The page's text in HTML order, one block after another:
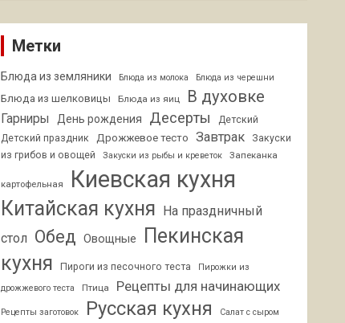
Метки
Блюда из земляники Блюда из молока Блюда из черешни
Блюда из шелковицы Блюда из яиц В духовке
Гарниры День рождения Десерты
Детский
Детский праздник
Дрожжевое тесто Завтрак
Закуски
из грибов и овощей
Закуски из рыбы и креветок Запеканка
картофельная Киевская кухня
Китайская кухня На праздничный
стол Обед Овощные
Пекинская
кухня
Пироги из песочного теста
Пирожки из
дрожжевого теста
Птица Рецепты для начинающих
Рецепты заготовок Русская кухня Салат с сыром